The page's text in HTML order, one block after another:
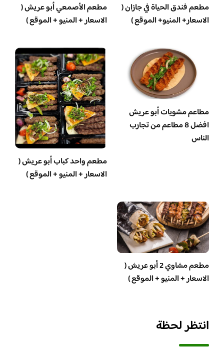
مطعم فندق الحياة في جازان (
الاسعار+ المنيو+ الموقع )
مطعم الأصمعي أبو عريش (
الاسعار + المنيو + الموقع )
مطاعم مشويات أبو عريش
افضل 8 مطاعم من تجارب
الناس
مطعم واحد كباب أبو عريش (
الاسعار + المنيو + الموقع )
مطعم مشاوي 2 أبو عريش (
الاسعار + المنيو + الموقع )
انتظر لحظة